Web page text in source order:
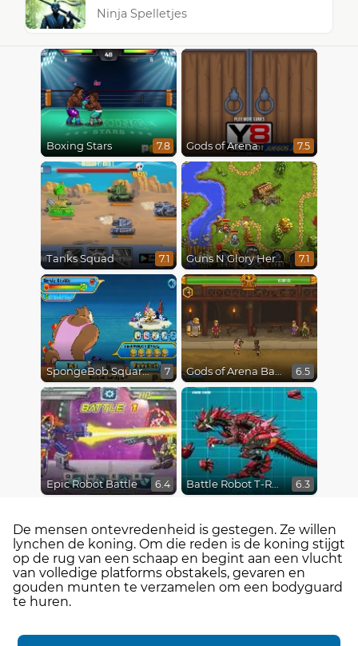
Ninja Spelletjes
Boxing Stars 7.8 Gods of Arena 7.5
Tanks Squad 7.1 Guns N Glory Heroes 7.1
SpongeBob SquarePants : Monster Island Adventures 7 Gods of Arena Battles 6.5
Epic Robot Battle 6.4 Battle Robot T-Rex Age 6.3
De mensen ontevredenheid is gestegen. Ze willen
lynchen de koning. Om die reden is de koning stijgt
op de rug van een schaap en begint aan een vlucht
van volledige platforms obstakels, gevaren en
gouden munten te verzamelen om een ​​bodyguard
te huren.